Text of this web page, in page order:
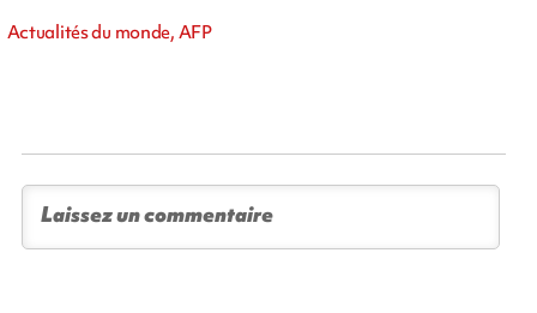
Actualités du monde, AFP